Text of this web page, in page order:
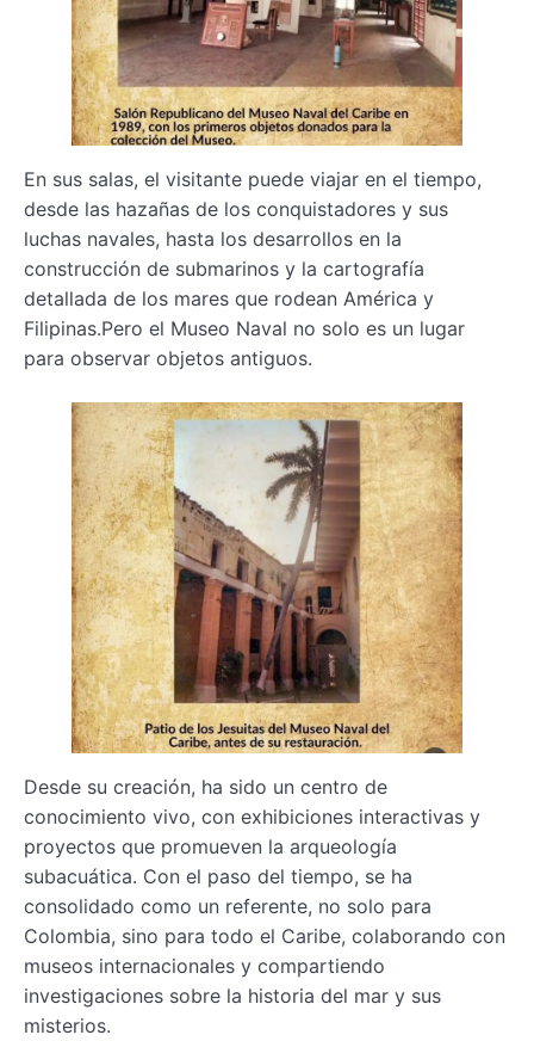
En sus salas, el visitante puede viajar en el tiempo,
desde las hazañas de los conquistadores y sus
luchas navales, hasta los desarrollos en la
construcción de submarinos y la cartografía
detallada de los mares que rodean América y
Filipinas.Pero el Museo Naval no solo es un lugar
para observar objetos antiguos.
Desde su creación, ha sido un centro de
conocimiento vivo, con exhibiciones interactivas y
proyectos que promueven la arqueología
subacuática. Con el paso del tiempo, se ha
consolidado como un referente, no solo para
Colombia, sino para todo el Caribe, colaborando con
museos internacionales y compartiendo
investigaciones sobre la historia del mar y sus
misterios.